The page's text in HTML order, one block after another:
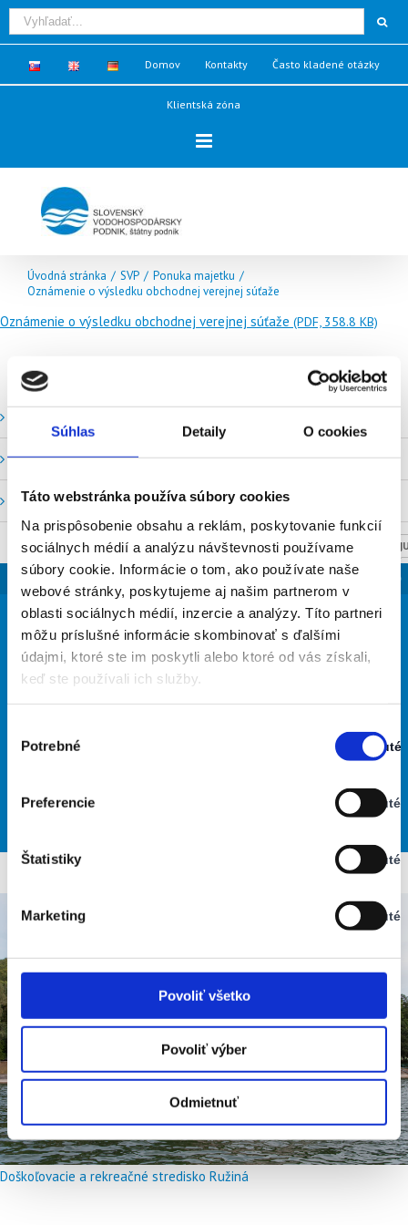
Súhlas Detaily O cookies
Táto webstránka používa súbory cookies
Na prispôsobenie obsahu a reklám, poskytovanie funkcií
sociálnych médií a analýzu návštevnosti používame
súbory cookie. Informácie o tom, ako používate naše
webové stránky, poskytujeme aj našim partnerom v
oblasti sociálnych médií, inzercie a analýzy. Títo partneri
môžu príslušné informácie skombinovať s ďalšími
údajmi, ktoré ste im poskytli alebo ktoré od vás získali,
keď ste používali ich služby.
súhlasu
Potrebné Zapnuté
Stav:
Preferencie
Vypnuté
Stav:
Štatistiky
Vypnuté
Stav:
Marketing
Vypnuté
Stav:
Povoliť všetko
Povoliť výber
Odmietnuť
Domov Kontakty Často kladené otázky
Klientská zóna
Úvodná stránka / SVP / Ponuka majetku /
Oznámenie o výsledku obchodnej verejnej súťaže
Oznámenie o výsledku obchodnej verejnej súťaže (PDF, 358.8 KB)
Stavy a prietoky SVP, š. p.
Mapový portál
SLOVENSKO
NASTAV
36°
oblačno
35% Vlhkosť vzduchu:
28° 36°
Doškoľovacie a rekreačné stredisko Ružiná